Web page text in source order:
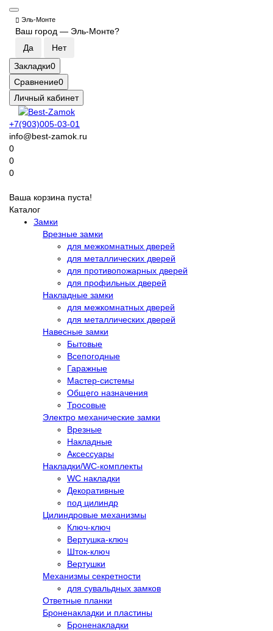
Эль-Монте
Ваш город — Эль-Монте?
Закладки0
Сравнение0
Личный кабинет
+7(903)005-03-01
info@best-zamok.ru
0
0
0
Ваша корзина пуста!
Каталог
Замки
Врезные замки
для межкомнатных дверей
для металлических дверей
для противопожарных дверей
для профильных дверей
Накладные замки
для межкомнатных дверей
для металлических дверей
Навесные замки
Бытовые
Всепогодные
Гаражные
Мастер-системы
Общего назначения
Тросовые
Электро механические замки
Врезные
Накладные
Аксессуары
Накладки/WC-комплекты
WC накладки
Декоративные
под цилиндр
Цилиндровые механизмы
Ключ-ключ
Вертушка-ключ
Шток-ключ
Вертушки
Механизмы секретности
для сувальдных замков
Ответные планки
Броненакладки и пластины
Броненакладки